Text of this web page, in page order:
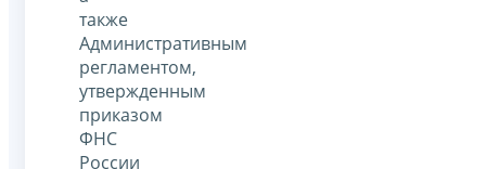
также
Административным
регламентом,
утвержденным
приказом
ФНС
России